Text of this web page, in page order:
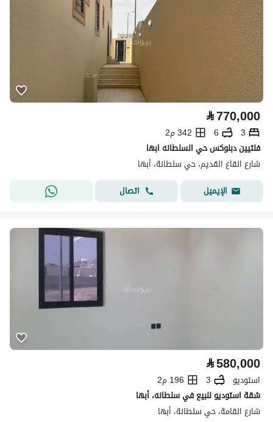
⃁770,000
3
6
342 م2
فلتيين دبلوكس حي السلطانه ابها
شارع القاع القديم، حي سلطانة، أبها
الإيميل
اتصال
⃁580,000
استوديو 3
196 م2
شقة استوديو للبيع في سلطانه، أبها
شارع القامة، حي سلطانة، أبها